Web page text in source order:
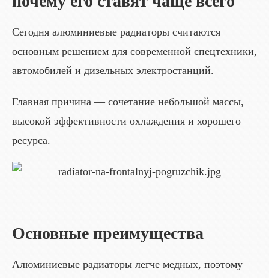
Сегодня алюминиевые радиаторы считаются
основным решением для современной спецтехники,
автомобилей и дизельных электростанций.
Главная причина — сочетание небольшой массы,
высокой эффективности охлаждения и хорошего
ресурса.
Основные преимущества
Алюминиевые радиаторы легче медных, поэтому